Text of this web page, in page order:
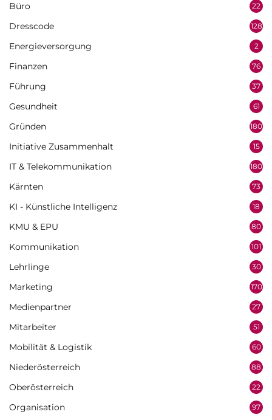
Büro 22
Dresscode 128
Energieversorgung 2
Finanzen 76
Führung 37
Gesundheit 61
Gründen 180
Initiative Zusammenhalt 15
IT & Telekommunikation 180
Kärnten 73
KI - Künstliche Intelligenz 18
KMU & EPU 80
Kommunikation 101
Lehrlinge 30
Marketing 170
Medienpartner 27
Mitarbeiter 51
Mobilität & Logistik 60
Niederösterreich 88
Oberösterreich 22
Organisation 97